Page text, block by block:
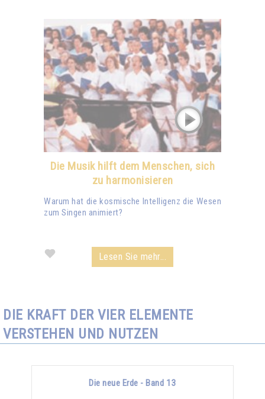
Die Musik hilft dem Menschen, sich
zu harmonisieren
Warum hat die kosmische Intelligenz die Wesen
zum Singen animiert?
Lesen Sie mehr...
DIE KRAFT DER VIER ELEMENTE
VERSTEHEN UND NUTZEN
Die neue Erde - Band 13